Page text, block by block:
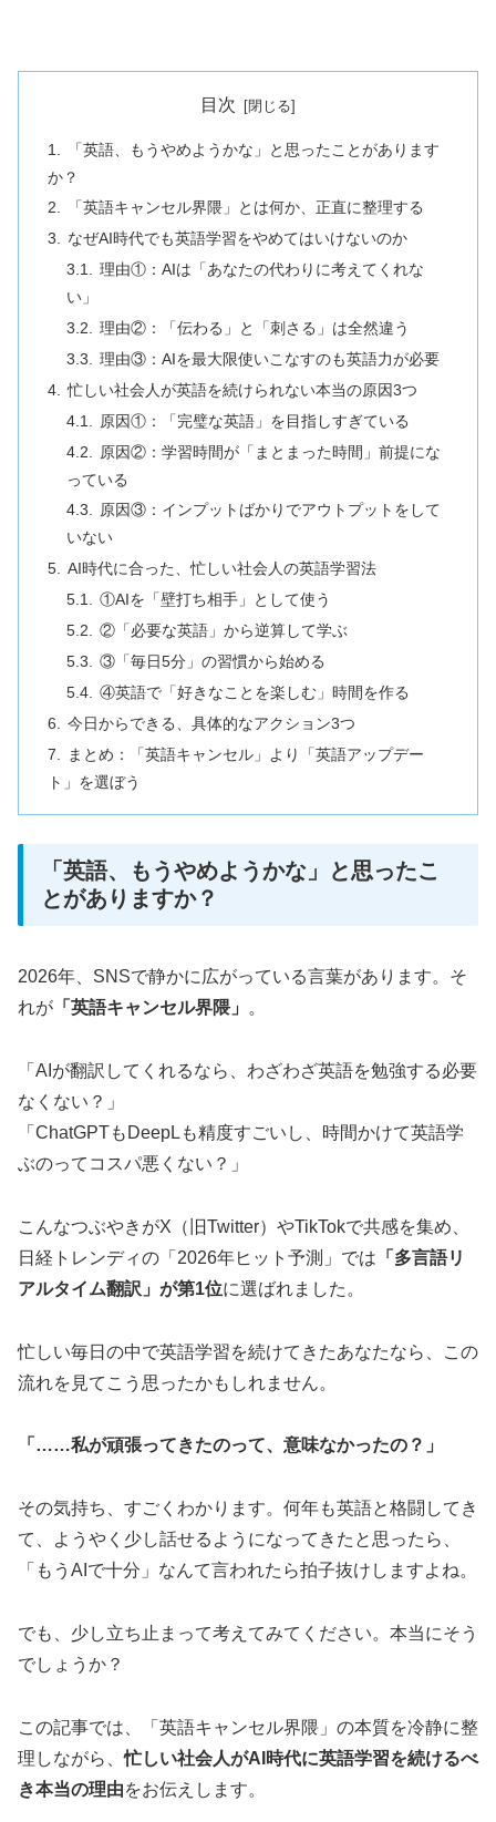
目次
「英語、もうやめようかな」と思ったことがあります
か？
「英語キャンセル界隈」とは何か、正直に整理する
なぜAI時代でも英語学習をやめてはいけないのか
理由①：AIは「あなたの代わりに考えてくれな
い」
理由②：「伝わる」と「刺さる」は全然違う
理由③：AIを最大限使いこなすのも英語力が必要
忙しい社会人が英語を続けられない本当の原因3つ
原因①：「完璧な英語」を目指しすぎている
原因②：学習時間が「まとまった時間」前提にな
っている
原因③：インプットばかりでアウトプットをして
いない
AI時代に合った、忙しい社会人の英語学習法
①AIを「壁打ち相手」として使う
②「必要な英語」から逆算して学ぶ
③「毎日5分」の習慣から始める
④英語で「好きなことを楽しむ」時間を作る
今日からできる、具体的なアクション3つ
まとめ：「英語キャンセル」より「英語アップデー
ト」を選ぼう
「英語、もうやめようかな」と思ったこ
とがありますか？
2026年、SNSで静かに広がっている言葉があります。そ
れが 「英語キャンセル界隈」 。
「AIが翻訳してくれるなら、わざわざ英語を勉強する必要
なくない？」
「ChatGPTもDeepLも精度すごいし、時間かけて英語学
ぶのってコスパ悪くない？」
こんなつぶやきがX（旧Twitter）やTikTokで共感を集め、
日経トレンディの「2026年ヒット予測」では 「多言語リ
アルタイム翻訳」が第1位に選ばれました。
忙しい毎日の中で英語学習を続けてきたあなたなら、この
流れを見てこう思ったかもしれません。
「……私が頑張ってきたのって、意味なかったの？」
その気持ち、すごくわかります。何年も英語と格闘してき
て、ようやく少し話せるようになってきたと思ったら、
「もうAIで十分」なんて言われたら拍子抜けしますよね。
でも、少し立ち止まって考えてみてください。本当にそう
でしょうか？
この記事では、「英語キャンセル界隈」の本質を冷静に整
理しながら、忙しい社会人がAI時代に英語学習を続けるべ
き本当の理由をお伝えします。